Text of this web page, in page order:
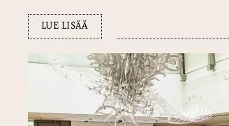
LUE LISÄÄ